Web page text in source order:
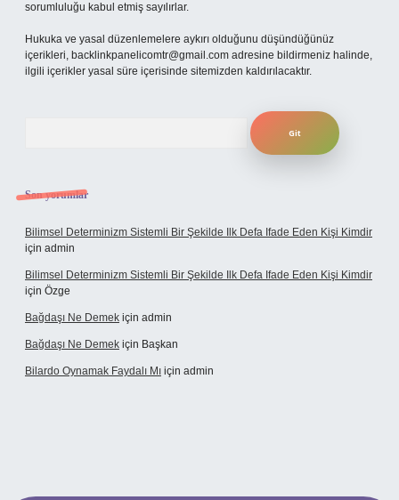
sorumluluğu kabul etmiş sayılırlar.
Hukuka ve yasal düzenlemelere aykırı olduğunu düşündüğünüz
içerikleri, backlinkpanelicomtr@gmail.com adresine bildirmeniz halinde,
ilgili içerikler yasal süre içerisinde sitemizden kaldırılacaktır.
Son yorumlar
Bilimsel Determinizm Sistemli Bir Şekilde Ilk Defa Ifade Eden Kişi Kimdir
için admin
Bilimsel Determinizm Sistemli Bir Şekilde Ilk Defa Ifade Eden Kişi Kimdir
için Özge
Bağdaşı Ne Demek için admin
Bağdaşı Ne Demek için Başkan
Bilardo Oynamak Faydalı Mı için admin